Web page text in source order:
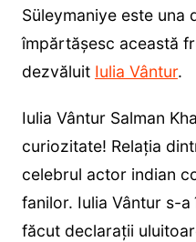
Süleymaniye este una
împărtășesc această
dezvăluit Iulia Vântur.
Iulia Vântur Salman
curiozitate! Relația
celebrul actor indian
fanilor. Iulia Vântur s-a
făcut declarații